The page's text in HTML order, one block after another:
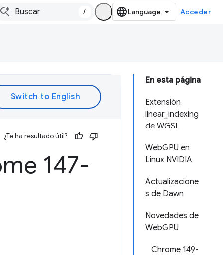
/ Acceder
En esta página
Extensión
linear_indexing
de WGSL
WebGPU en
Linux NVIDIA
Actualizacione
s de Dawn
Novedades de
WebGPU
Chrome 149-
¿Te ha resultado útil?
147-